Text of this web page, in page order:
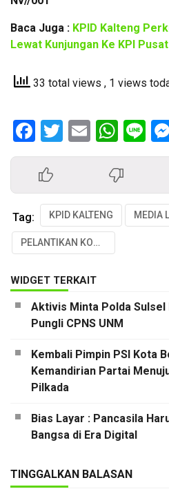
Baca Juga : KPID Kalteng
Lewat Kunjungan Ke KPI Pusat
33 total views , 1 views
Facebook
Twitter
Email
Tag: KPID KALTENG MEDIA
PELANTIKAN KOMISARIS KPID
WIDGET TERKAIT
Aktivis Minta Polda
Pungli CPNS UNM
Kembali Pimpin PSI Kota
Kemandirian Partai
Pilkada
Bias Layar : Pancasila
Bangsa di Era Digital
TINGGALKAN BALASAN